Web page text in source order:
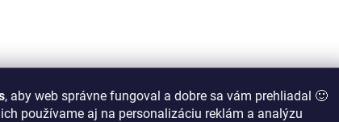
, aby web správne fungoval a dobre sa vám prehliadal 🙂
používame aj na personalizáciu reklám a analýzu